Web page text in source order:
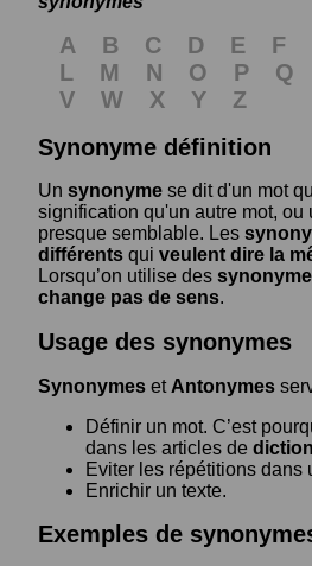
A B C D E F
L
M N O P Q
V
W X Y
Z
Synonyme définition
Un synonyme se dit d'un mot
signification qu'un autre mot, ou
presque semblable. Les
différents qui veulent dire la
Lorsqu’on utilise des
change pas de sens.
Usage des synonymes
Synonymes et Antonymes
Définir un mot. C’est
dans les articles de
Eviter les répétitions dans
Enrichir un texte.
Exemples de